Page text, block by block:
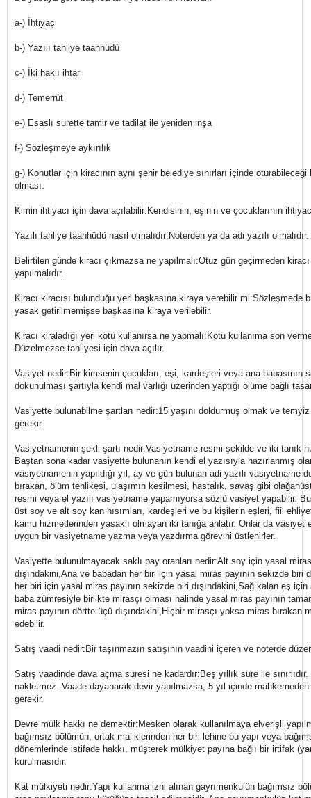
a-) İhtiyaç
b-) Yazılı tahliye taahhüdü
c-) İki haklı ihtar
d-) Temerrüt
e-) Esaslı surette tamir ve tadilat ile yeniden inşa
f-) Sözleşmeye aykırılık
g-) Konutlar için kiracının aynı şehir belediye sınırları içinde
olması.
Kimin ihtiyacı için dava açılabilir:Kendisinin, eşinin ve çocuklarının
Yazılı tahliye taahhüdü nasıl olmalıdır:Noterden ya da adi yazılı olmalıdır.
Belirtilen günde kiracı çıkmazsa ne yapılmalı:Otuz gün geçirmeden
yapılmalıdır.
Kiracı kiracısı bulunduğu yeri başkasına kiraya verebilir mi:Sözleşmede
yasak getirilmemişse başkasına kiraya verilebilir.
Kiracı kiraladığı yeri kötü kullanırsa ne yapmalı:Kötü kullanıma son
Düzelmezse tahliyesi için dava açılır.
Vasiyet nedir:Bir kimsenin çocukları, eşi, kardeşleri veya ana babasının
dokunulması şartıyla kendi mal varlığı üzerinden yaptığı ölüme bağlı
Vasiyette bulunabilme şartları nedir:15 yaşını doldurmuş olmak ve
gerekir.
Vasiyetnamenin şekli şartı nedir:Vasiyetname resmi şekilde ve iki tanık
Baştan sona kadar vasiyette bulunanın kendi el yazısıyla hazırlanmış
vasiyetnamenin yapıldığı yıl, ay ve gün bulunan adi yazılı vasiyetname
bırakan, ölüm tehlikesi, ulaşımın kesilmesi, hastalık, savaş gibi
resmi veya el yazılı vasiyetname yapamıyorsa sözlü vasiyet yapabilir.
üst soy ve alt soy kan hısımları, kardeşleri ve bu kişilerin eşleri, fiil
kamu hizmetlerinden yasaklı olmayan iki tanığa anlatır. Onlar da vasiyet
uygun bir vasiyetname yazma veya yazdırma görevini üstlenirler.
Vasiyette bulunulmayacak saklı pay oranları nedir:Alt soy için yasal miras
dışındakini,Ana ve babadan her biri için yasal miras payının sekizde biri
her biri için yasal miras payının sekizde biri dışındakini,Sağ kalan eş
baba zümresiyle birlikte mirasçı olması halinde yasal miras payının
miras payının dörtte üçü dışındakini,Hiçbir mirasçı yoksa miras bırakan
edebilir.
Satış vaadi nedir:Bir taşınmazın satışının vaadini içeren ve noterde
Satış vaadinde dava açma süresi ne kadardır:Beş yıllık süre ile
nakletmez. Vaade dayanarak devir yapılmazsa, 5 yıl içinde
gerekir.
Devre mülk hakkı ne demektir:Mesken olarak kullanılmaya elverişli
bağımsız bölümün, ortak maliklerinden her biri lehine bu yapı veya
dönemlerinde istifade hakkı, müşterek mülkiyet payına bağlı bir irtifak
kurulmasıdır.
Kat mülkiyeti nedir:Yapı kullanma izni alınan gayrımenkulün bağımsız